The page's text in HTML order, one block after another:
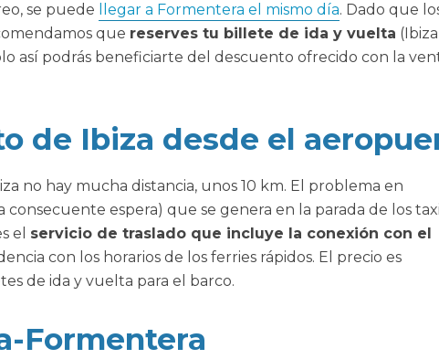
se puede
llegar a Formentera el mismo día. Dado que
que reserves tu billete de ida y vuelta
así podrás beneficiarte del descuento ofrecido con la
de Ibiza desde el
no hay mucha distancia, unos 10 km. El problema en
espera) que se genera en la parada de los
el servicio de traslado que incluye la conexión con el
con los horarios de los ferries rápidos. El precio es
de ida y vuelta para el barco.
Formentera